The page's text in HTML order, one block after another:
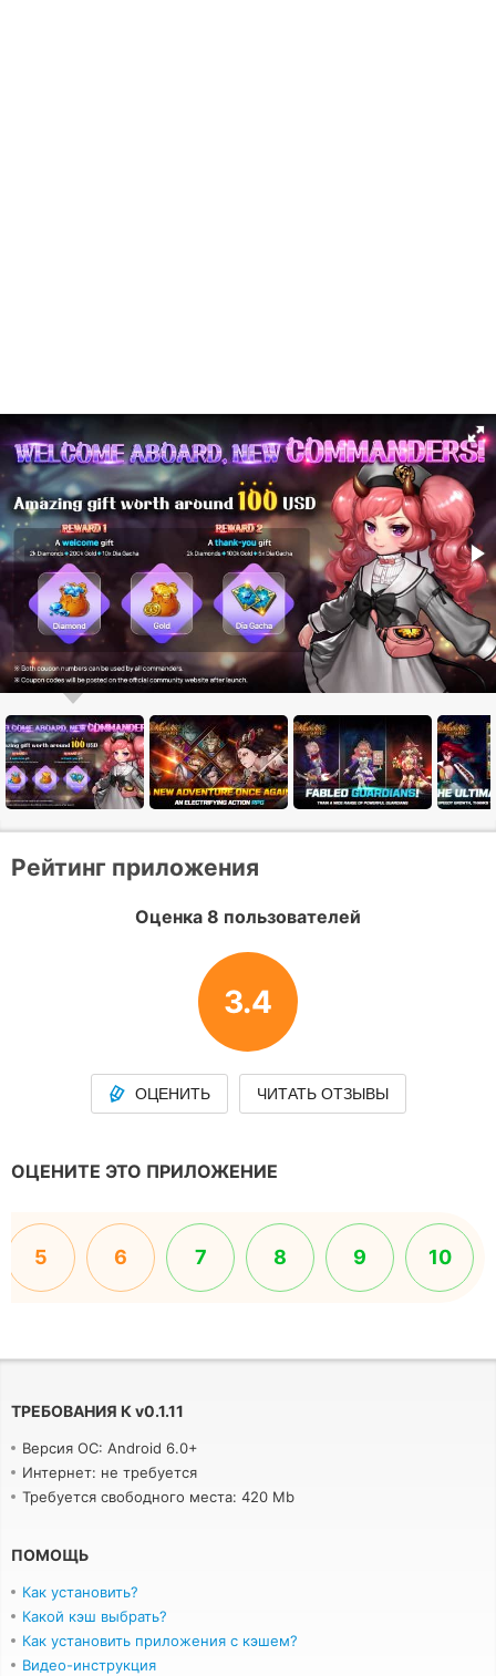
Рейтинг приложения
Оценка 8 пользователей
3.4
ОЦЕНИТЬ ЧИТАТЬ ОТЗЫВЫ
ОЦЕНИТЕ ЭТО ПРИЛОЖЕНИЕ
5 6 7 8 9 10
ТРЕБОВАНИЯ К v0.1.11
Версия ОС: Android 6.0+
Интернет: не требуется
Требуется свободного места: 420 Mb
ПОМОЩЬ
Как установить?
Какой кэш выбрать?
Как установить приложения с кэшем?
Видео-инструкция